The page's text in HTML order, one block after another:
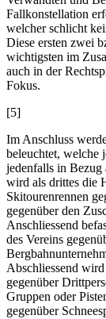
Fallkonstellation
welcher schlicht
Diese ersten zwei
wichtigsten im
auch in der
Fokus.
[5]
Im Anschluss
beleuchtet, welche
jedenfalls in Bezug
wird als drittes die
Skitourenrennen
gegenüber den
Anschliessend
des Vereins
Abschliessend
gegenüber
Gruppen oder
gegenüber